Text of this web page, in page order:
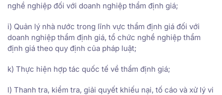
nghề nghiệp đối với doanh nghiệp thẩm định giá;
i) Quản lý nhà nước trong lĩnh vực thẩm định giá đối với
doanh nghiệp thẩm định giá, tổ chức nghề nghiệp thẩm
định giá theo quy định của pháp luật;
k) Thực hiện hợp tác quốc tế về thẩm định giá;
l) Thanh tra, kiểm tra, giải quyết khiếu nại, tố cáo và xử lý vi